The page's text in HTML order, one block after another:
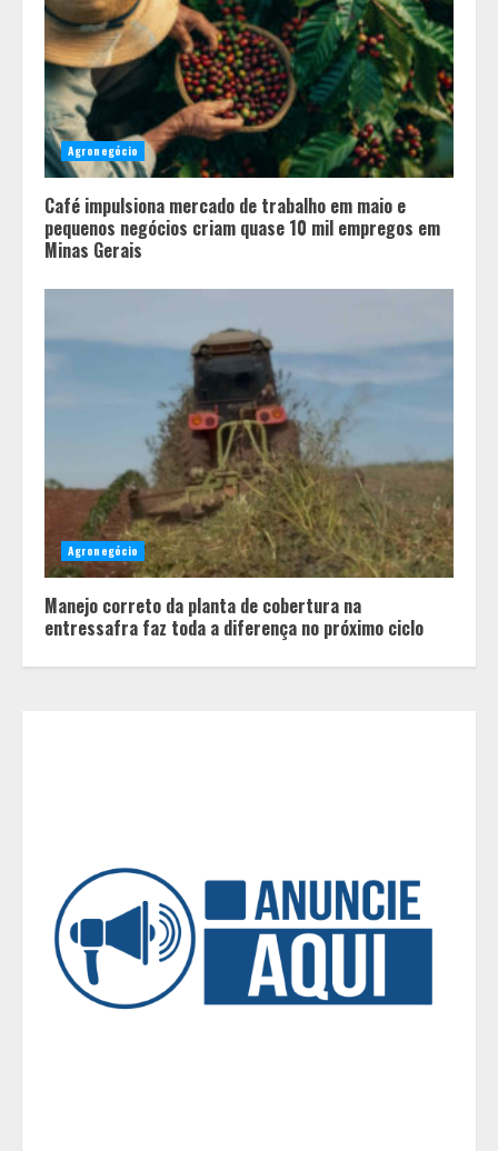
Agronegócio
Café impulsiona mercado de trabalho em maio e
pequenos negócios criam quase 10 mil empregos em
Minas Gerais
Agronegócio
Manejo correto da planta de cobertura na
entressafra faz toda a diferença no próximo ciclo
2
Cenário político em Minas Gerais é
redesenhado após mudanças de
alianças e movimentações p-
artidárias
O legado de um pai
4
Peregrinação do Instituto Hesed
com imagem de São Miguel chega a
Montes Claros no dia 7 de Agosto
5
Chegada da seca impulsiona ritmo
das obras e reforça perspectivas
para a construção civil no DF
Cenário político em Minas Gerais é
redesenhado após mudanças de
alianças e movimentações p-
artidárias